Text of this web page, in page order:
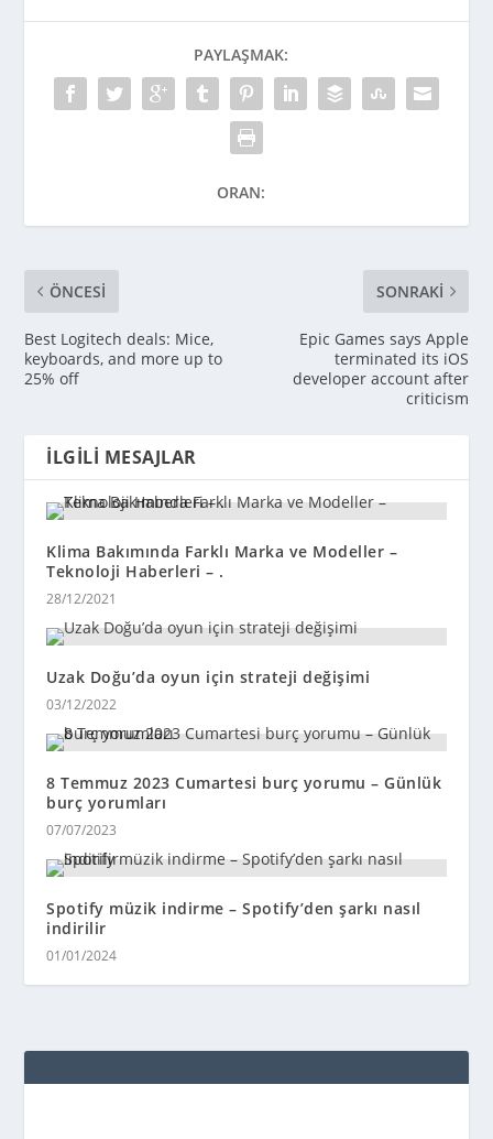
PAYLAŞMAK:
ORAN:
ÖNCESI
Best Logitech deals: Mice,
keyboards, and more up to
25% off
SONRAKI
Epic Games says Apple
terminated its iOS
developer account after
criticism
İLGILI MESAJLAR
Klima Bakımında Farklı Marka ve Modeller –
Teknoloji Haberleri – .
28/12/2021
Uzak Doğu’da oyun için strateji değişimi
03/12/2022
8 Temmuz 2023 Cumartesi burç yorumu – Günlük
burç yorumları
07/07/2023
Spotify müzik indirme – Spotify’den şarkı nasıl
indirilir
01/01/2024